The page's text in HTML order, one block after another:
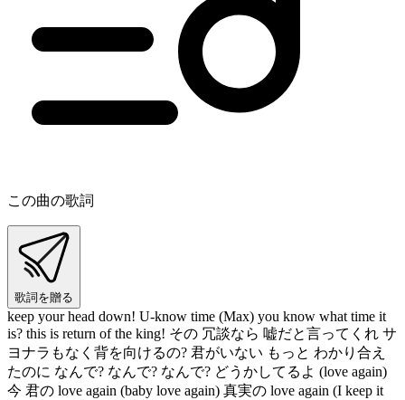
この曲の歌詞
歌詞を贈る
keep your head down! U-know time (Max) you know what time it
is? this is return of the king! その 冗談なら 嘘だと言ってくれ サ
ヨナラもなく背を向けるの? 君がいない もっと わかり合え
たのに なんで? なんで? なんで? どうかしてるよ (love again)
今 君の love again (baby love again) 真実の love again (I keep it